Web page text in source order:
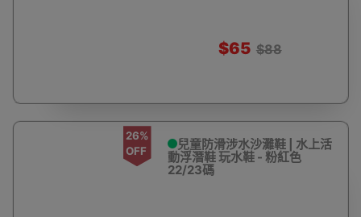
$65 $88
26%
OFF
兒童防滑涉水沙灘鞋 | 水上活
動浮潛鞋 玩水鞋 - 粉紅色
22/23碼